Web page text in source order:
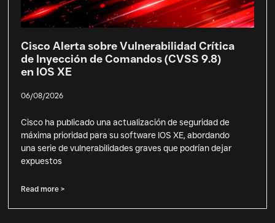
Cisco Alerta sobre Vulnerabilidad Crítica
de Inyección de Comandos (CVSS 9.8)
en IOS XE
06/08/2026
Cisco ha publicado una actualización de seguridad de
máxima prioridad para su software IOS XE, abordando
una serie de vulnerabilidades graves que podrían dejar
expuestos
Read more >